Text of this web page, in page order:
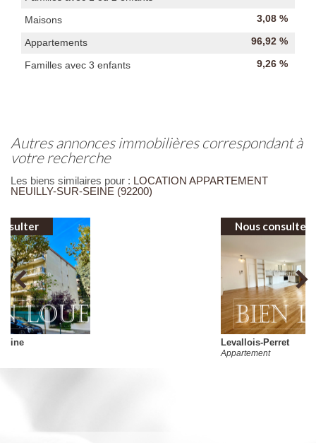
Maisons 3,08 %
Appartements 96,92 %
Familles avec 3 enfants 9,26 %
autres annonces immobilières correspondant à
votre recherche
Les biens similaires pour : LOCATION APPARTEMENT
NEUILLY-SUR-SEINE (92200)